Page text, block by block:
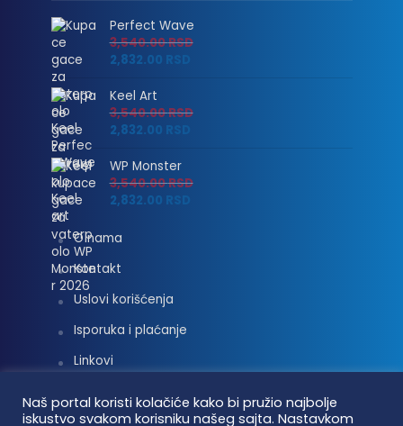
Perfect Wave
3,540.00RSD
2,832.00 RSD
Keel Art
3,540.00RSD
2,832.00 RSD
WP Monster
3,540.00RSD
2,832.00 RSD
O nama
Kontakt
Uslovi korišćenja
Isporuka i plaćanje
Linkovi
Naš portal koristi kolačiće kako bi pružio najbolje
iskustvo svakom korisniku našeg sajta. Nastavkom